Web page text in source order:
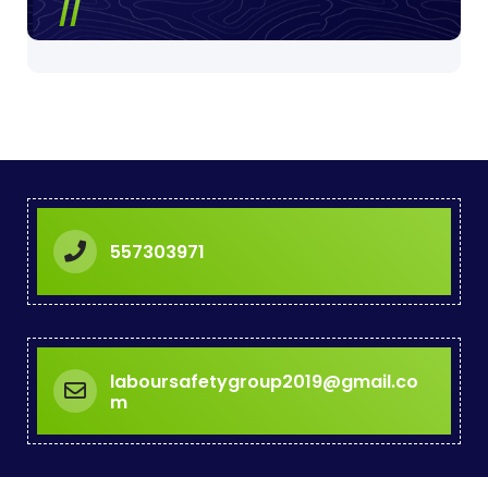
557303971
laboursafetygroup2019@gmail.co
m